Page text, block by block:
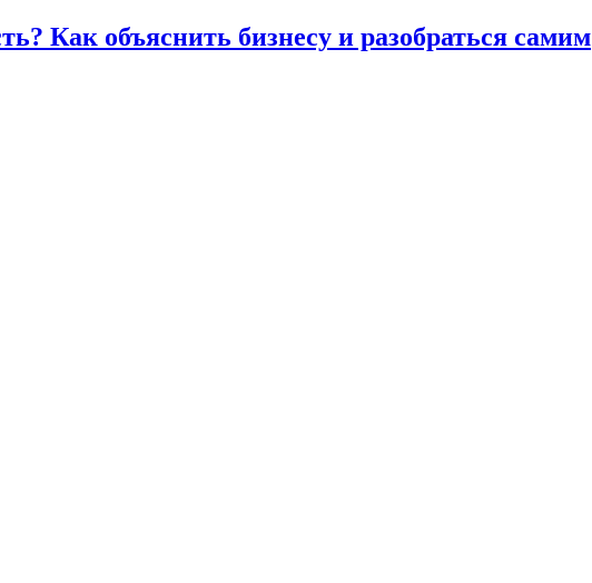
Как объяснить бизнесу и разобраться самим